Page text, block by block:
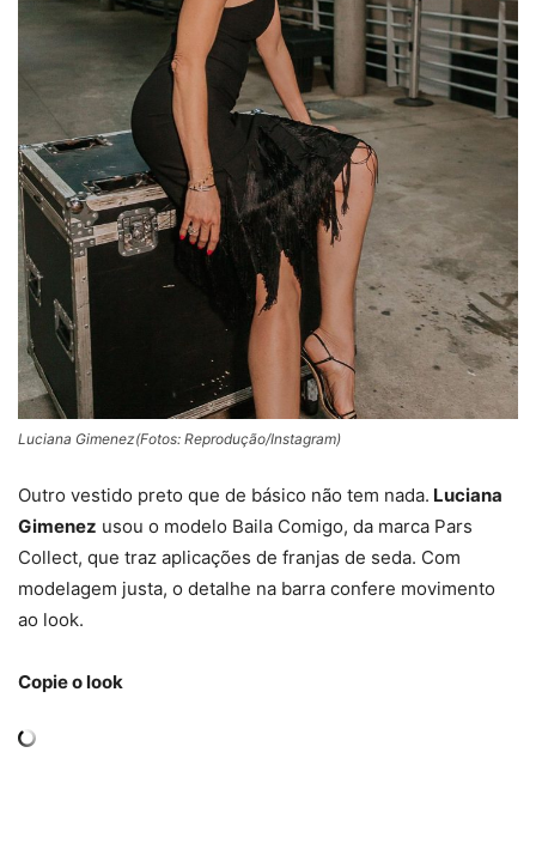
Luciana Gimenez(Fotos: Reprodução/Instagram)
Outro vestido preto que de básico não tem nada. Luciana
Gimenez usou o modelo Baila Comigo, da marca Pars
Collect, que traz aplicações de franjas de seda. Com
modelagem justa, o detalhe na barra confere movimento
ao look.
Copie o look